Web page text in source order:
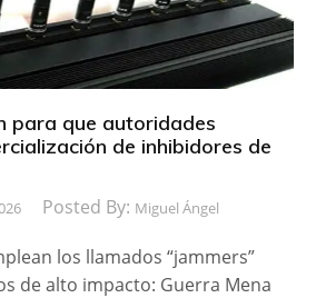
para que autoridades
de inhibidores de
Posted By: Miguel Ángel
los llamados “jammers”
de alto impacto: Guerra Mena